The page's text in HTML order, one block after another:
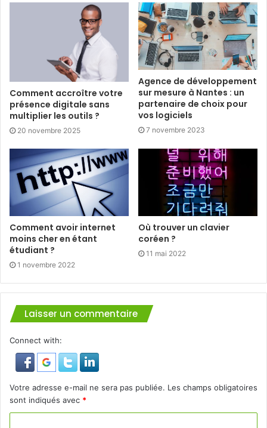
Comment accroître votre
présence digitale sans
multiplier les outils ?
20 novembre 2025
Agence de développement
sur mesure à Nantes : un
partenaire de choix pour
vos logiciels
7 novembre 2023
Comment avoir internet
moins cher en étant
étudiant ?
1 novembre 2022
Où trouver un clavier
coréen ?
11 mai 2022
Laisser un commentaire
Connect with:
Votre adresse e-mail ne sera pas publiée. Les champs obligatoires
sont indiqués avec *